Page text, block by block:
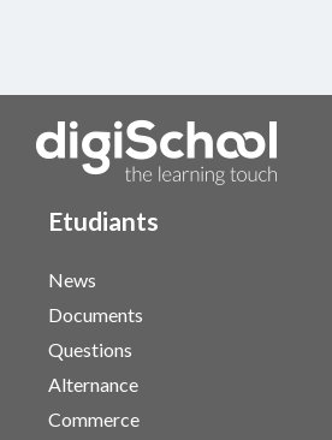
Etudiants
News
Documents
Questions
Alternance
Commerce